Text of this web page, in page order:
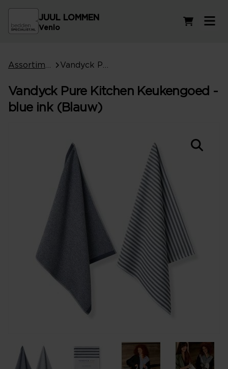
JUUL LOMMEN
Venlo
Vandyck Pure Kitchen Keukengoed -
blue ink (Blauw)